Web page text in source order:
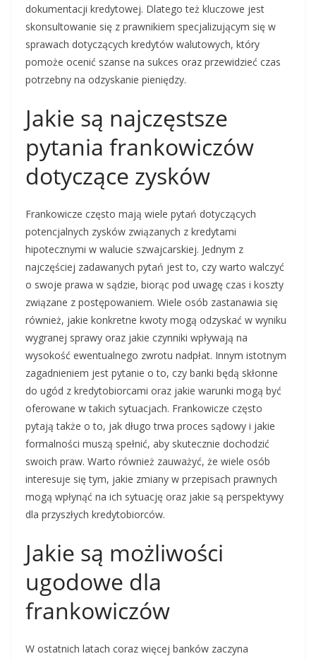
dokumentacji kredytowej. Dlatego też kluczowe jest
skonsultowanie się z prawnikiem specjalizującym się w
sprawach dotyczących kredytów walutowych, który
pomoże ocenić szanse na sukces oraz przewidzieć czas
potrzebny na odzyskanie pieniędzy.
Jakie są najczęstsze
pytania frankowiczów
dotyczące zysków
Frankowicze często mają wiele pytań dotyczących
potencjalnych zysków związanych z kredytami
hipotecznymi w walucie szwajcarskiej. Jednym z
najczęściej zadawanych pytań jest to, czy warto walczyć
o swoje prawa w sądzie, biorąc pod uwagę czas i koszty
związane z postępowaniem. Wiele osób zastanawia się
również, jakie konkretne kwoty mogą odzyskać w wyniku
wygranej sprawy oraz jakie czynniki wpływają na
wysokość ewentualnego zwrotu nadpłat. Innym istotnym
zagadnieniem jest pytanie o to, czy banki będą skłonne
do ugód z kredytobiorcami oraz jakie warunki mogą być
oferowane w takich sytuacjach. Frankowicze często
pytają także o to, jak długo trwa proces sądowy i jakie
formalności muszą spełnić, aby skutecznie dochodzić
swoich praw. Warto również zauważyć, że wiele osób
interesuje się tym, jakie zmiany w przepisach prawnych
mogą wpłynąć na ich sytuację oraz jakie są perspektywy
dla przyszłych kredytobiorców.
Jakie są możliwości
ugodowe dla
frankowiczów
W ostatnich latach coraz więcej banków zaczyna